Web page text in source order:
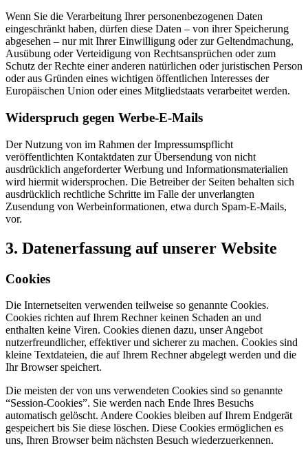
Wenn Sie die Verarbeitung Ihrer personenbezogenen Daten
eingeschränkt haben, dürfen diese Daten – von ihrer Speicherung
abgesehen – nur mit Ihrer Einwilligung oder zur Geltendmachung,
Ausübung oder Verteidigung von Rechtsansprüchen oder zum
Schutz der Rechte einer anderen natürlichen oder juristischen Person
oder aus Gründen eines wichtigen öffentlichen Interesses der
Europäischen Union oder eines Mitgliedstaats verarbeitet werden.
Widerspruch gegen Werbe-E-Mails
Der Nutzung von im Rahmen der Impressumspflicht
veröffentlichten Kontaktdaten zur Übersendung von nicht
ausdrücklich angeforderter Werbung und Informationsmaterialien
wird hiermit widersprochen. Die Betreiber der Seiten behalten sich
ausdrücklich rechtliche Schritte im Falle der unverlangten
Zusendung von Werbeinformationen, etwa durch Spam-E-Mails,
vor.
3. Datenerfassung auf unserer Website
Cookies
Die Internetseiten verwenden teilweise so genannte Cookies.
Cookies richten auf Ihrem Rechner keinen Schaden an und
enthalten keine Viren. Cookies dienen dazu, unser Angebot
nutzerfreundlicher, effektiver und sicherer zu machen. Cookies sind
kleine Textdateien, die auf Ihrem Rechner abgelegt werden und die
Ihr Browser speichert.
Die meisten der von uns verwendeten Cookies sind so genannte
“Session-Cookies”. Sie werden nach Ende Ihres Besuchs
automatisch gelöscht. Andere Cookies bleiben auf Ihrem Endgerät
gespeichert bis Sie diese löschen. Diese Cookies ermöglichen es
uns, Ihren Browser beim nächsten Besuch wiederzuerkennen.